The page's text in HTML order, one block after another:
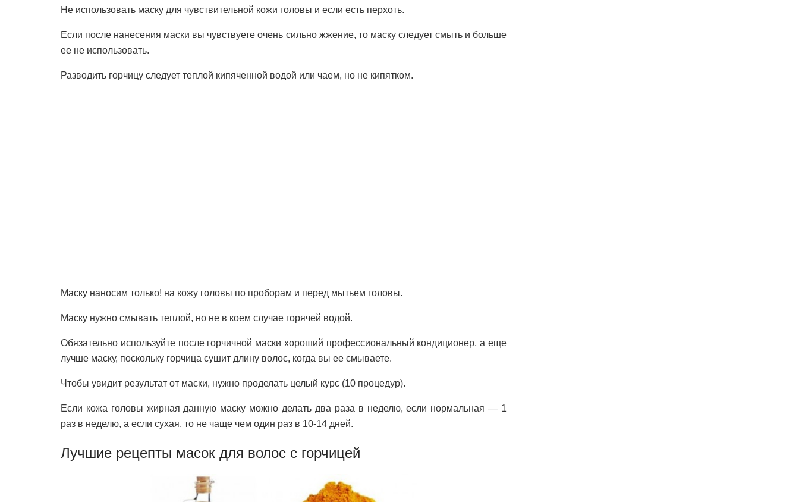
Не использовать маску для чувствительной кожи головы и если есть перхоть.
Если после нанесения маски вы чувствуете очень сильно жжение, то маску следует смыть и больше
ее не использовать.
Разводить горчицу следует теплой кипяченной водой или чаем, но не кипятком.
Маску наносим только! на кожу головы по проборам и перед мытьем головы.
Маску нужно смывать теплой, но не в коем случае горячей водой.
Обязательно используйте после горчичной маски хороший профессиональный кондиционер, а еще
лучше маску, поскольку горчица сушит длину волос, когда вы ее смываете.
Чтобы увидит результат от маски, нужно проделать целый курс (10 процедур).
Если кожа головы жирная данную маску можно делать два раза в неделю, если нормальная — 1
раз в неделю, а если сухая, то не чаще чем один раз в 10-14 дней.
Лучшие рецепты масок для волос с горчицей